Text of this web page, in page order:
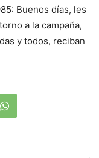
Buenos días, les
a la campaña,
y todos, reciban